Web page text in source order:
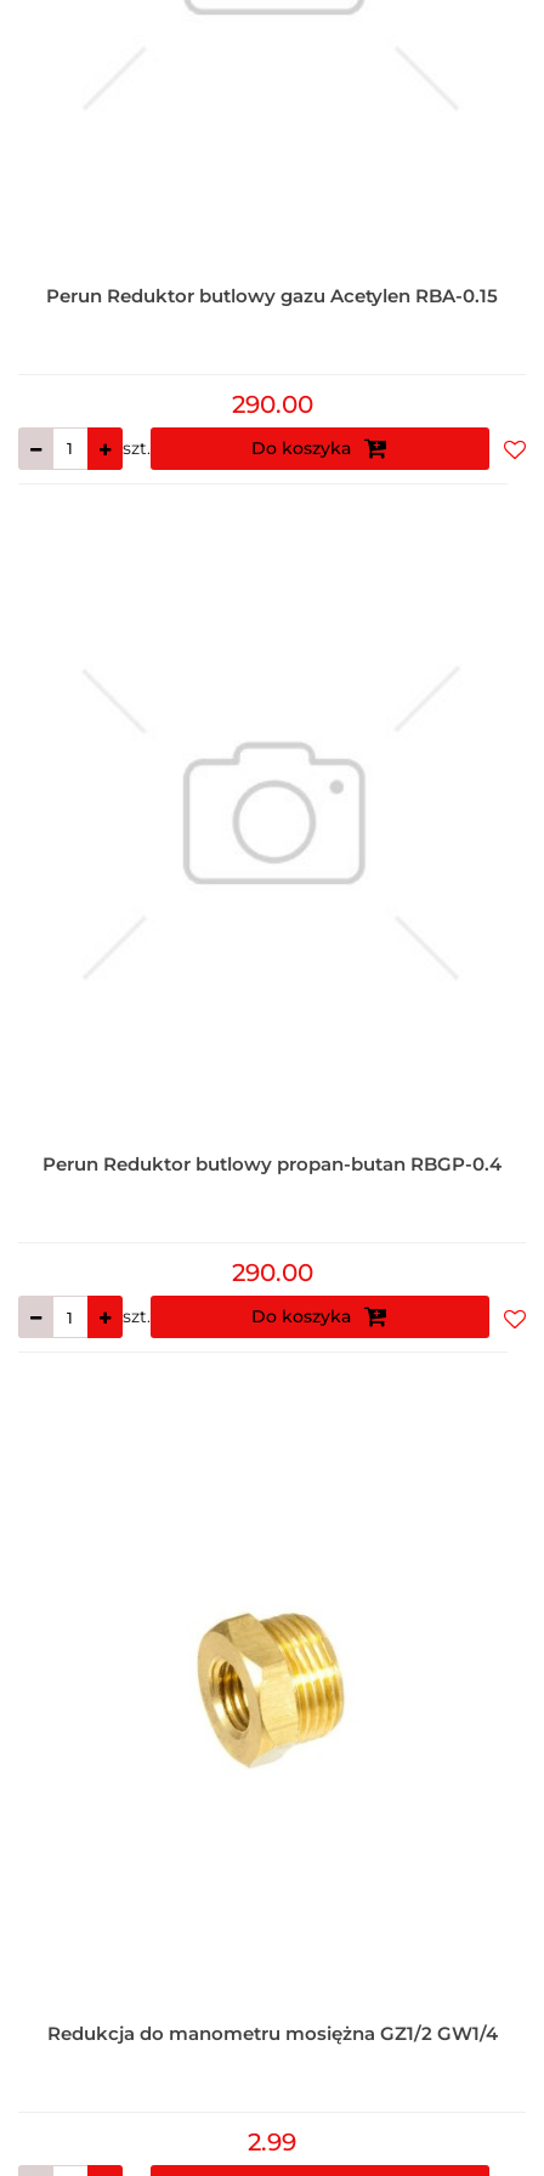
Perun Reduktor butlowy gazu Acetylen RBA-0.15
290.00
szt. Do koszyka
Perun Reduktor butlowy propan-butan RBGP-0.4
290.00
szt. Do koszyka
Redukcja do manometru mosiężna GZ1/2 GW1/4
2.99